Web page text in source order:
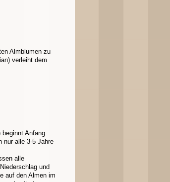
Almblumen zu
verleiht dem
beginnt Anfang
nur alle 3-5 Jahre
alle
und
auf den Almen im